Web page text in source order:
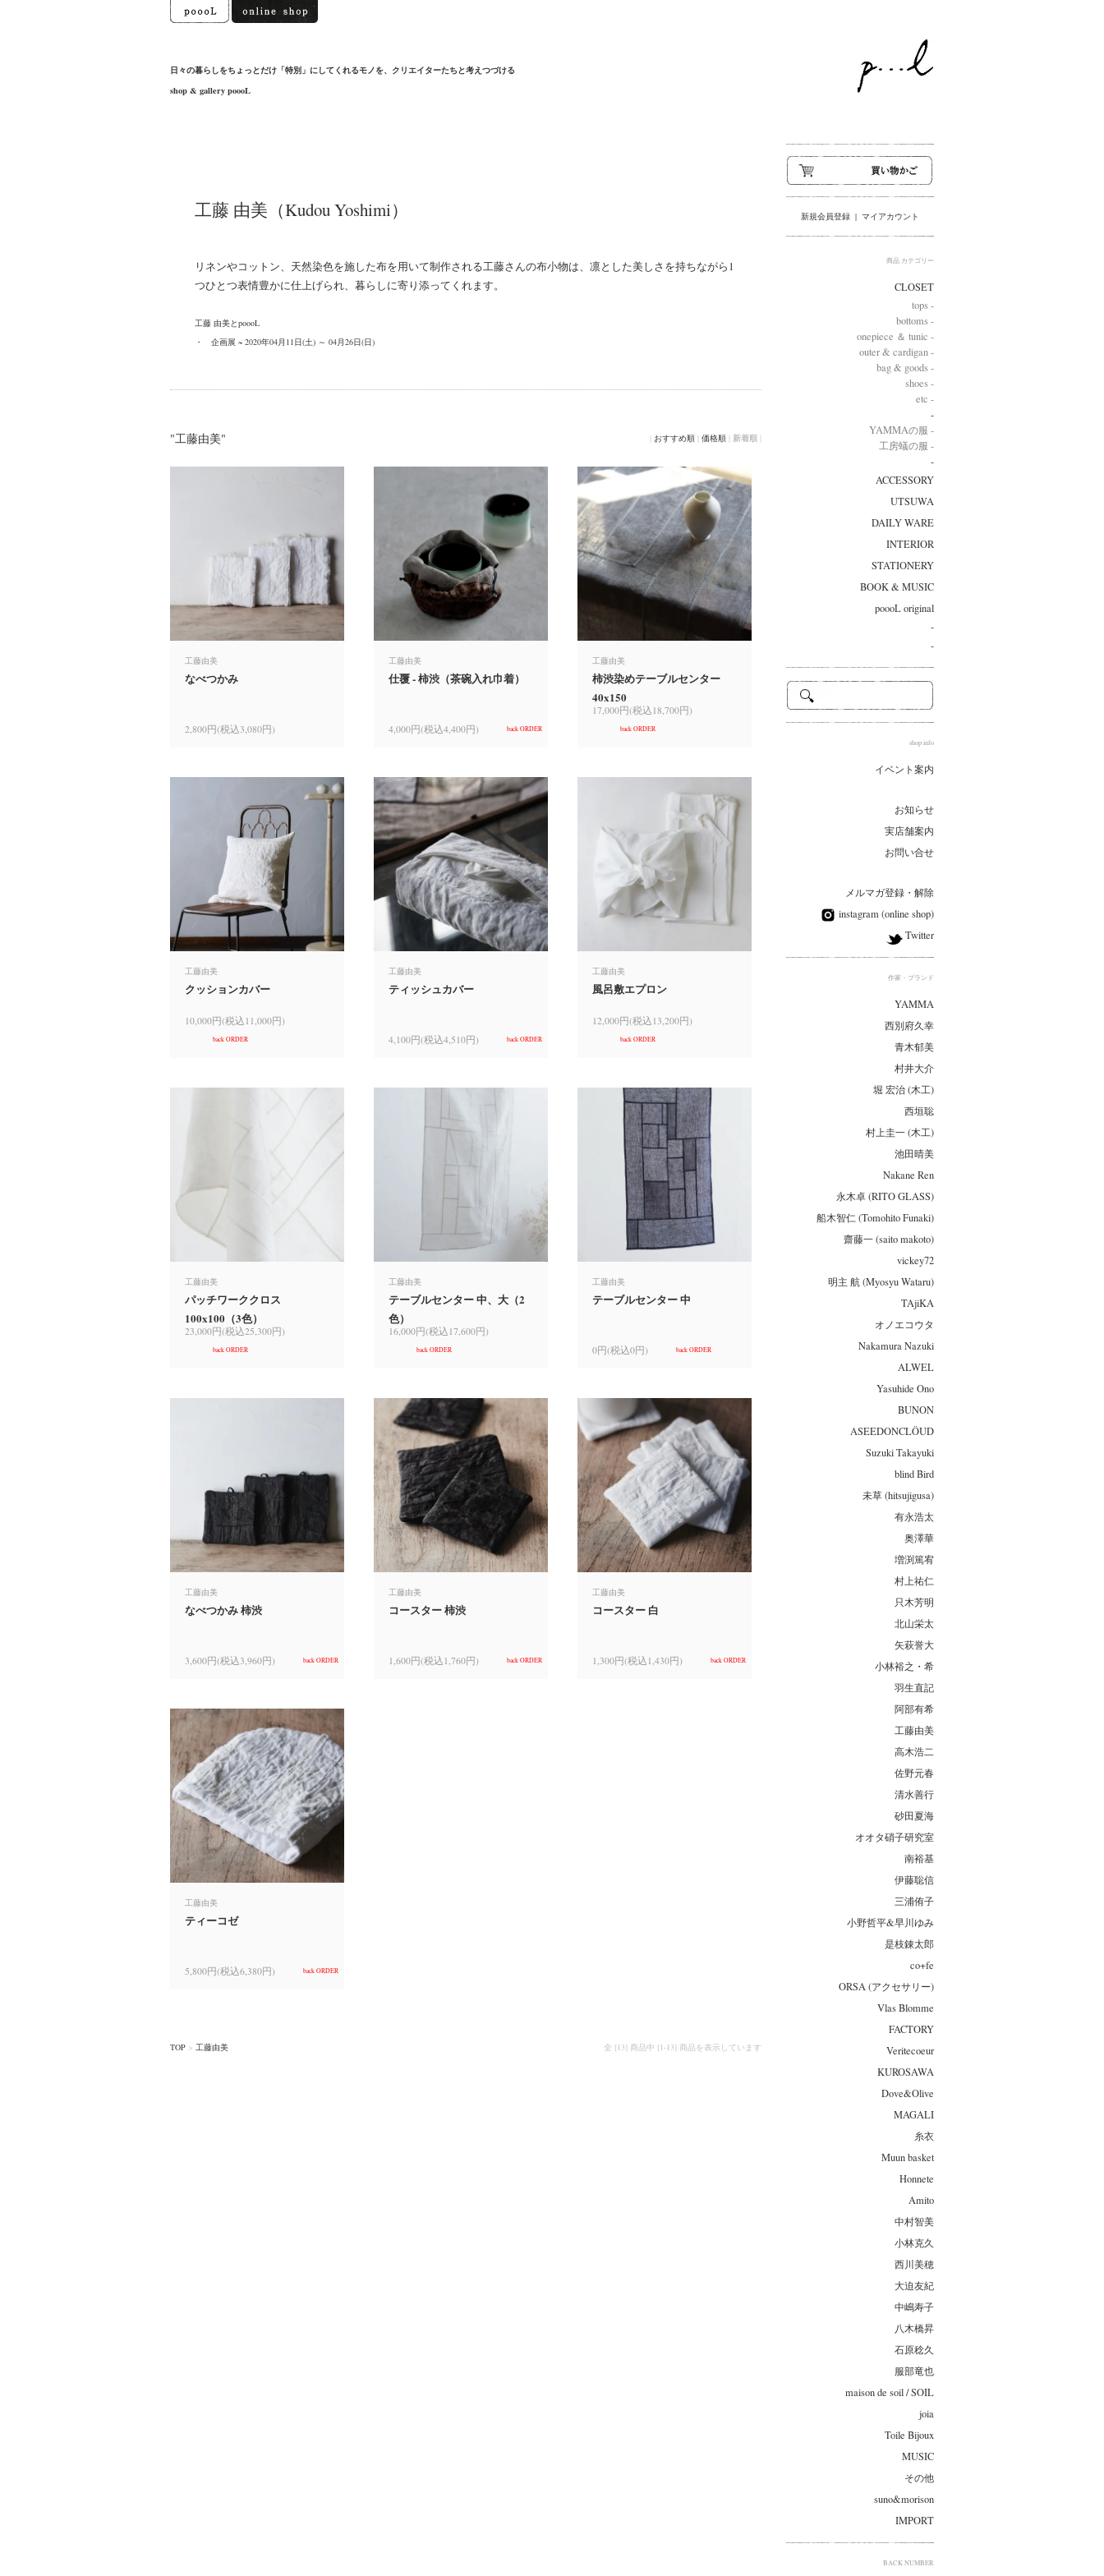
日々の暮らしをちょっとだけ「特別」にしてくれるモノを、クリエイターたちと考えつづける
shop & gallery poooL
工藤 由美（Kudou Yoshimi）
リネンやコットン、天然染色を施した布を用いて制作される工藤さんの布小物は、凛とした美しさを持ちながら1
つひとつ表情豊かに仕上げられ、暮らしに寄り添ってくれます。
工藤 由美とpoooL
・ 企画展 ~ 2020年04月11日(土) ～ 04月26日(日)
"工藤由美" おすすめ順 価格順 新着順
工藤由美
なべつかみ
2,800円(税込3,080円)
工藤由美
仕覆 - 柿渋（茶碗入れ巾着）
4,000円(税込4,400円) back ORDER
工藤由美
柿渋染めテーブルセンター
40x150
17,000円(税込18,700円)
back ORDER
工藤由美
クッションカバー
10,000円(税込11,000円)
back ORDER
工藤由美
ティッシュカバー
4,100円(税込4,510円) back ORDER
工藤由美
風呂敷エプロン
12,000円(税込13,200円)
back ORDER
工藤由美
パッチワーククロス
100x100（3色）
23,000円(税込25,300円)
back ORDER
工藤由美
テーブルセンター 中、大（2
色）
16,000円(税込17,600円)
back ORDER
工藤由美
テーブルセンター 中
0円(税込0円) back ORDER
工藤由美
なべつかみ 柿渋
3,600円(税込3,960円) back ORDER
工藤由美
コースター 柿渋
1,600円(税込1,760円) back ORDER
工藤由美
コースター 白
1,300円(税込1,430円) back ORDER
工藤由美
ティーコゼ
5,800円(税込6,380円) back ORDER
TOP > 工藤由美 全 [13] 商品中 [1-13] 商品を表示しています
新規会員登録 | マイアカウント
商品 カテゴリー
CLOSET
tops -
bottoms -
onepiece ＆ tunic -
outer & cardigan -
bag & goods -
shoes -
etc -
-
YAMMAの服 -
工房蟻の服 -
-
ACCESSORY
UTSUWA
DAILY WARE
INTERIOR
STATIONERY
BOOK & MUSIC
poooL original
-
-
shop info
イベント案内
お知らせ
実店舗案内
お問い合せ
メルマガ登録・解除
instagram (online shop)
Twitter
作家・ブランド
YAMMA
西別府久幸
青木郁美
村井大介
堀 宏治 (木工)
西垣聡
村上圭一 (木工)
池田晴美
Nakane Ren
永木卓 (RITO GLASS)
船木智仁 (Tomohito Funaki)
齋藤一 (saito makoto)
vickey72
明主 航 (Myosyu Wataru)
TAjiKA
オノエコウタ
Nakamura Nazuki
ALWEL
Yasuhide Ono
BUNON
ASEEDONCLÖUD
Suzuki Takayuki
blind Bird
未草 (hitsujigusa)
有永浩太
奥澤華
増渕篤宥
村上祐仁
只木芳明
北山栄太
矢萩誉大
小林裕之・希
羽生直記
阿部有希
工藤由美
高木浩二
佐野元春
清水善行
砂田夏海
オオタ硝子研究室
南裕基
伊藤聡信
三浦侑子
小野哲平&早川ゆみ
是枝錬太郎
co+fe
ORSA (アクセサリー)
Vlas Blomme
FACTORY
Veritecoeur
KUROSAWA
Dove&Olive
MAGALI
糸衣
Muun basket
Honnete
Amito
中村智美
小林克久
西川美穂
大迫友紀
中嶋寿子
八木橋昇
石原稔久
服部竜也
maison de soil / SOIL
joia
Toile Bijoux
MUSIC
その他
suno&morison
IMPORT
BACK NUMBER